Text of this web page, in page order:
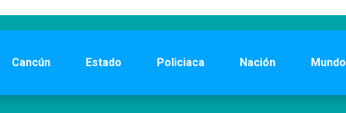
Cancún Estado Policiaca Nación Mundo